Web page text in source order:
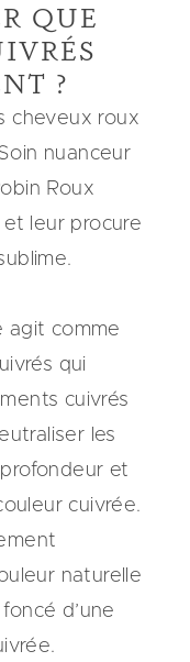
QUE
?
cheveux roux
nuanceur
Roux
leur procure
agit comme
qui
cuivrés
les
et
cuivrée.
naturelle
d’une